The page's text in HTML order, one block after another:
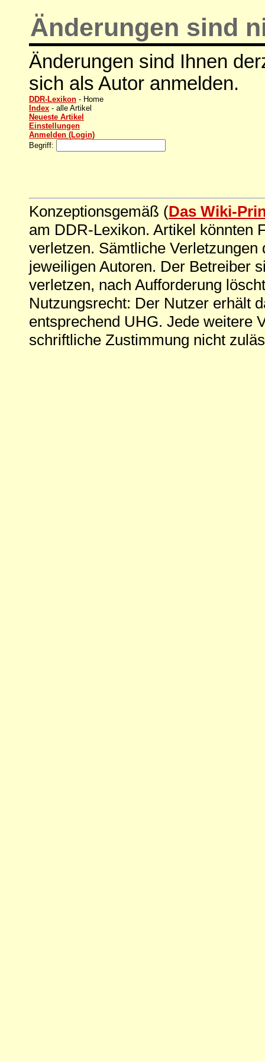
Änderungen sind
Änderungen sind Ihnen
sich als Autor anmelden.
DDR-Lexikon - Home
Index - alle Artikel
Neueste Artikel
Einstellungen
Anmelden (Login)
Begriff:
Konzeptionsgemäß (Das Wiki-
am DDR-Lexikon. Artikel könnten
verletzen. Sämtliche
jeweiligen Autoren. Der Betreiber
verletzen, nach Aufforderung
Nutzungsrecht: Der Nutzer erhält
entsprechend UHG. Jede weitere
schriftliche Zustimmung nicht